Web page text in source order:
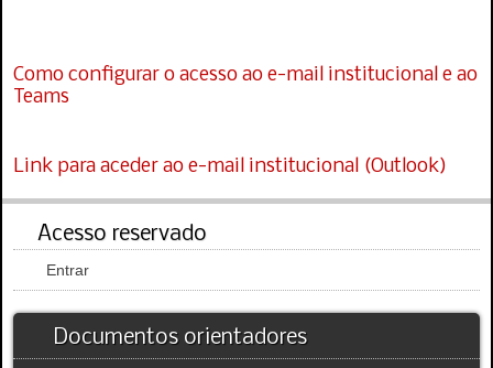
Como configurar o acesso ao e-mail institucional e ao
Teams
Link para aceder ao e-mail institucional (Outlook)
Acesso reservado
Entrar
Documentos orientadores